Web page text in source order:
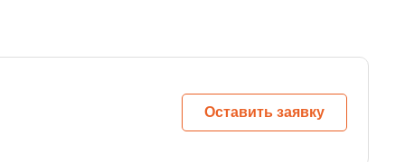
Оставить заявку